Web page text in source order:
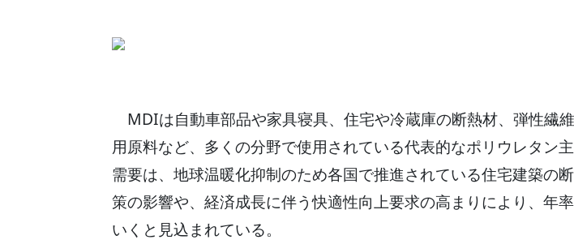
MDIは自動車部品や家具寝具、住宅や冷蔵庫の断熱材、弾性繊
用原料など、多くの分野で使用されている代表的なポリウレタン
需要は、地球温暖化抑制のため各国で推進されている住宅建築の
策の影響や、経済成長に伴う快適性向上要求の高まりにより、年
いくと見込まれている。